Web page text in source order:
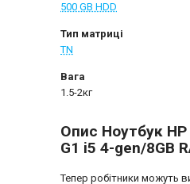
500 GB HDD
Тип матриці
TN
Вага
1.5-2кг
Опис Ноутбук
G1 i5 4-gen/8GB
Тепер робітники можуть